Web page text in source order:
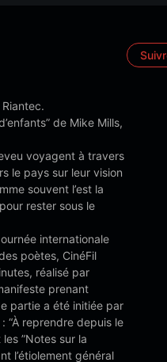
de Mike Mills,
voyagent à travers
le pays sur leur vision
souvent l’est la
rester sous le
internationale
poètes, CinéFil
réalisé par
prenant
partie a été initiée par
“À reprendre depuis le
”Notes sur la
l’étiolement général